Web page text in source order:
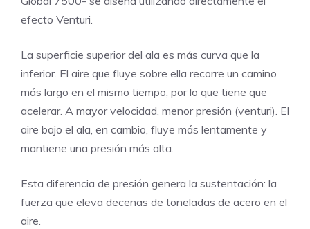
efecto Venturi.
La superficie superior del ala es más curva que la
inferior. El aire que fluye sobre ella recorre un camino
más largo en el mismo tiempo, por lo que tiene que
acelerar. A mayor velocidad, menor presión (venturi). El
aire bajo el ala, en cambio, fluye más lentamente y
mantiene una presión más alta.
Esta diferencia de presión genera la sustentación: la
fuerza que eleva decenas de toneladas de acero en el
aire.